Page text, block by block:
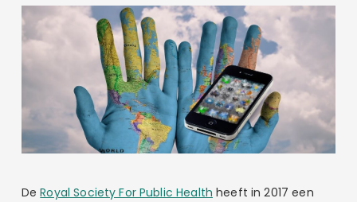
DeRoyal Society For Public Health heeft in 2017 een